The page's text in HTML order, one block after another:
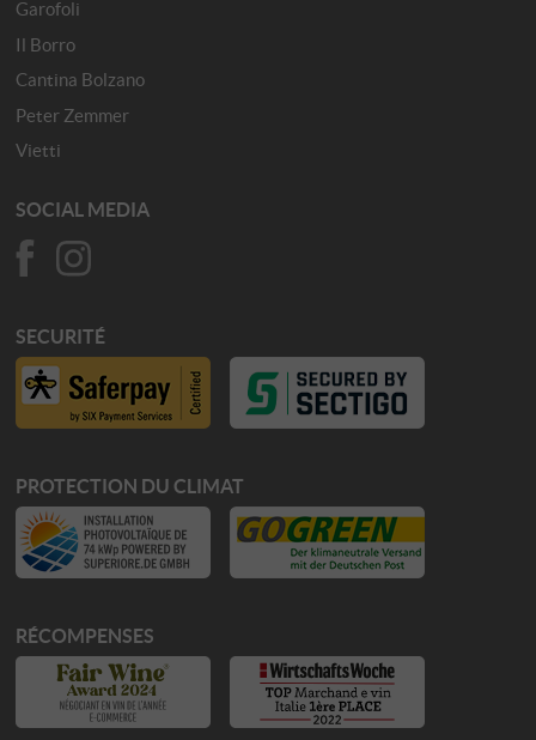
Garofoli
Il Borro
Cantina Bolzano
Peter Zemmer
Vietti
SOCIAL MEDIA
SECURITÉ
PROTECTION DU CLIMAT
RÉCOMPENSES